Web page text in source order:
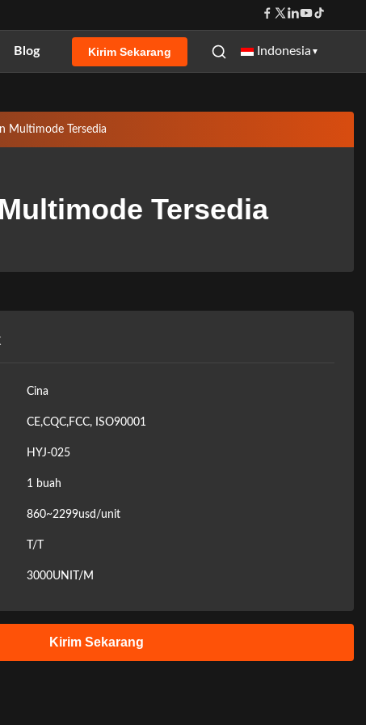
Blog Kirim Sekarang Indonesia ▼
Multimode Tersedia
Tersedia
Cina
CE,CQC,FCC, ISO90001
HYJ-025
1 buah
860~2299usd/unit
T/T
3000UNIT/M
Kirim Sekarang